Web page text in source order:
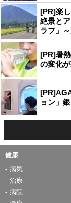
[PR]楽
絶景と
ラフ」
[PR]暑
の変化
ョン」
健康
病気
治療
病院